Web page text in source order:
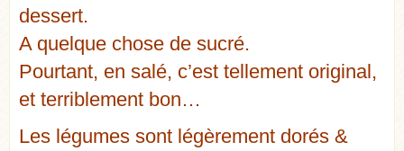
dessert.
A quelque chose de sucré.
Pourtant, en salé, c’est tellement original,
et terriblement bon…
Les légumes sont légèrement dorés &